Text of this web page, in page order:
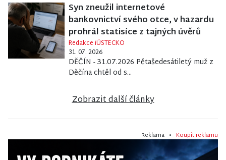
Syn zneužil internetové
bankovnictví svého otce, v hazardu
prohrál statisíce z tajných úvěrů
Redakce iÚSTECKO
31. 07. 2026
DĚČÍN - 31.07.2026 Pětašedesátiletý muž z
Děčína chtěl od s...
Zobrazit další články
Reklama • Koupit reklamu